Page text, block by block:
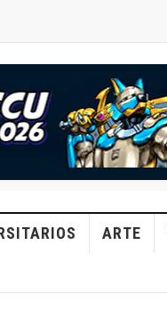
ARTE